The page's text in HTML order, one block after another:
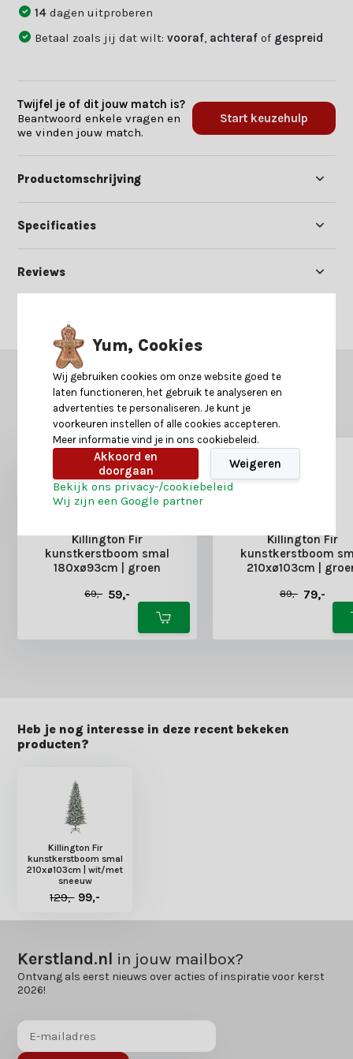
14dagen uitproberen
Betaal zoals jij dat wilt:vooraf achteraf of gespreid
Twijfel je of dit jouw match is?
Beantwoord enkele vragen en
we vinden jouw match.
Start keuzehulp
Productomschrijving
Specificaties
Reviews
GERELATEERDE PRODUCTEN
Misschien is dit ook iets voor je?
Killington Fir
kunstkerstboom smal
180xø93cm | groen
69,- 59,-
Killington Fir
kunstkerstboom
210xø103cm |
89,- 79,-
Heb je nog interesse in deze recent bekeken
producten?
Killington Fir
kunstkerstboom smal
210xø103cm | wit/met
sneeuw
129,- 99,-
Kerstland.nl in jouw mailbox?
Ontvang als eerst nieuws over acties of inspiratie voor kerst
2026!
Yum, Cookies
Wij gebruiken cookies om onze website goed te
laten functioneren, het gebruik te analyseren en
advertenties te personaliseren. Je kunt je
voorkeuren instellen of alle cookies accepteren.
Meer informatie vind je in ons cookiebeleid.
Akkoord en
doorgaan
Weigeren
Bekijk ons privacy-/cookiebeleid
Wij zijn een Google partner